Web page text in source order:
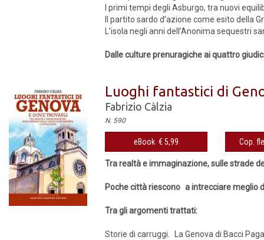
I primi tempi degli Asburgo, tra nuovi
Il partito sardo d’azione come esito della
L’isola negli anni dell’Anonima sequestri
Dalle culture prenuragiche ai quattro
Luoghi fantastici di
Fabrizio Càlzia
N. 590
eBook € 5,99 Cop.
Tra realtà e immaginazione, sulle strade
Poche città riescono a intrecciare meglio
Tra gli argomenti trattati:
Storie di carruggi. La Genova di Bacci